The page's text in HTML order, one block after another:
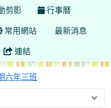
剪影 行事曆
常用網站 最新消息
連結